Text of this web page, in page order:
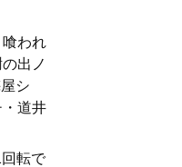
喰われ
出ノ
シ
道井
回転で